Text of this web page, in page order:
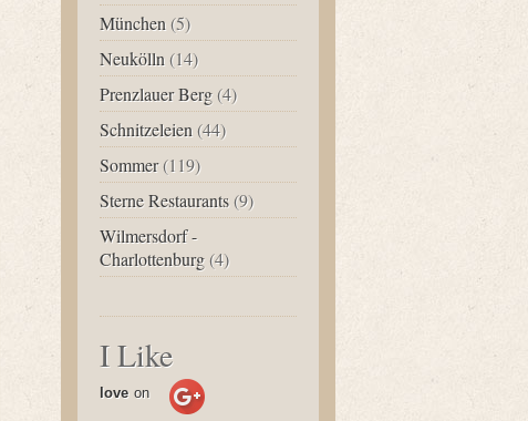
München (5)
Neukölln (14)
Prenzlauer Berg (4)
Schnitzeleien (44)
Sommer(119)
Sterne Restaurants (9)
Wilmersdorf -
Charlottenburg (4)
I Like
love on